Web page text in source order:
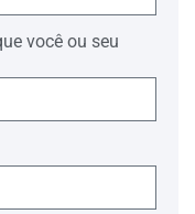
Defensoria
você ou seu